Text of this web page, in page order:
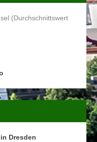
(Durchschnittswert
Dresden